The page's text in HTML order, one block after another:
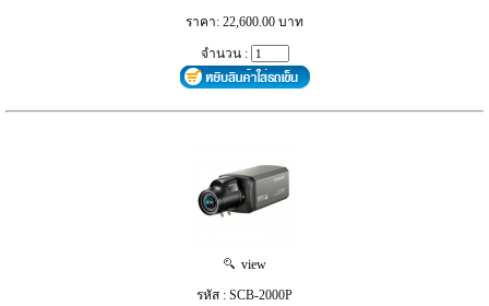
ราคา: 22,600.00 บาท
จำนวน :
view
รหัส : SCB-2000P